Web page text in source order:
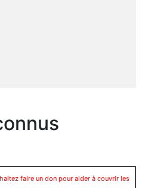
faire un don pour aider à couvrir les